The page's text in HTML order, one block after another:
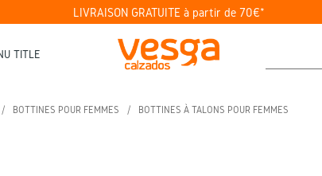
LIVRAISON GRATUITE à partir de 70€*
TITLE
BOTTINES POUR FEMMES BOTTINES À TALONS POUR FEMMES